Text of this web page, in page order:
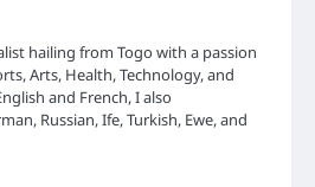
hailing from Togo with a passion
Arts, Health, Technology, and
and French, I also
Russian, Ife, Turkish, Ewe, and